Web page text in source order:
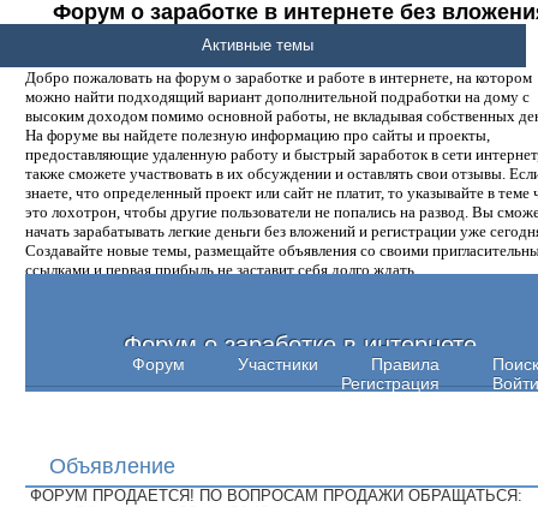
Форум о заработке в интернете без
денег.
Добро пожаловать на форум о заработке и работе в интернете, на котором
можно найти подходящий вариант дополнительной подработки на дому с
высоким доходом помимо основной работы, не вкладывая собственных
На форуме вы найдете полезную информацию про сайты и проекты,
предоставляющие удаленную работу и быстрый заработок в сети
также сможете участвовать в их обсуждении и оставлять свои отзывы.
знаете, что определенный проект или сайт не платит, то указывайте в теме
это лохотрон, чтобы другие пользователи не попались на развод. Вы
начать зарабатывать легкие деньги без вложений и регистрации уже
Создавайте новые темы, размещайте объявления со своими
ссылками и первая прибыль не заставит себя долго ждать.
Форум о заработке в интернете
Форум Участники Правила
Поиск
Регистрация
Войти
Активные темы
Объявление
ФОРУМ ПРОДАЕТСЯ! ПО ВОПРОСАМ ПРОДАЖИ ОБРАЩАТЬСЯ: